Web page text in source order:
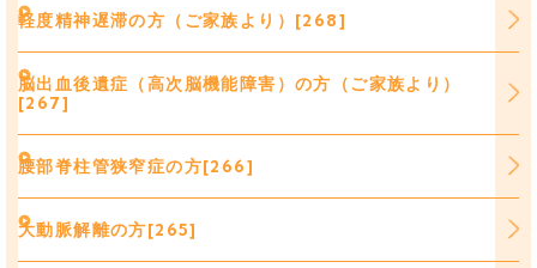
軽度精神遅滞の方（ご家族より）[268]
脳出血後遺症（高次脳機能障害）の方（ご家族より）
[267]
腰部脊柱管狭窄症の方[266]
大動脈解離の方[265]